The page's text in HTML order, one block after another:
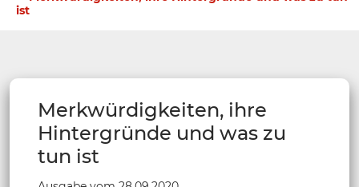
ist
Merkwürdigkeiten, ihre
Hintergründe und was zu
tun ist